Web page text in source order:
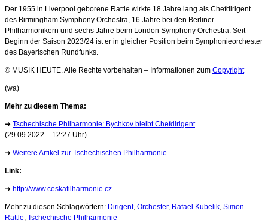
Der 1955 in Liverpool geborene Rattle wirkte 18 Jahre lang als Chefdirigent
des Birmingham Symphony Orchestra, 16 Jahre bei den Berliner
Philharmonikern und sechs Jahre beim London Symphony Orchestra. Seit
Beginn der Saison 2023/24 ist er in gleicher Position beim Symphonieorchester
des Bayerischen Rundfunks.
© MUSIK HEUTE. Alle Rechte vorbehalten – Informationen zum Copyright
(wa)
Mehr zu diesem Thema:
➜ Tschechische Philharmonie: Bychkov bleibt Chefdirigent
(29.09.2022 – 12:27 Uhr)
➜ Weitere Artikel zur Tschechischen Philharmonie
Link:
➜ http://www.ceskafilharmonie.cz
Mehr zu diesen Schlagwörtern: Dirigent, Orchester, Rafael Kubelik, Simon
Rattle, Tschechische Philharmonie